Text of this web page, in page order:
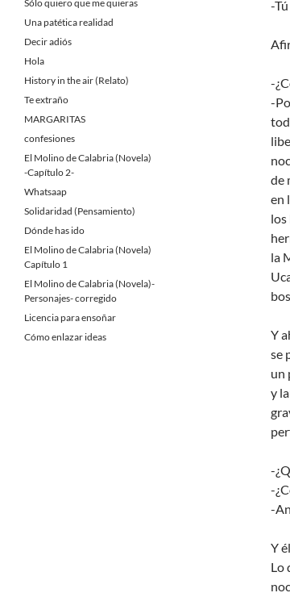
-
-
-
de
en
los
la
Y
se
un
y
-
-
-
Y
Lo
Sólo quiero que me quieras
Una patética realidad
Decir adiós
Hola
History in the air (Relato)
Te extraño
MARGARITAS
confesiones
El Molino de Calabria (Novela)
-Capítulo 2-
Whatsaap
Solidaridad (Pensamiento)
Dónde has ido
El Molino de Calabria (Novela)
Capítulo 1
El Molino de Calabria (Novela)-
Personajes- corregido
Licencia para ensoñar
Cómo enlazar ideas